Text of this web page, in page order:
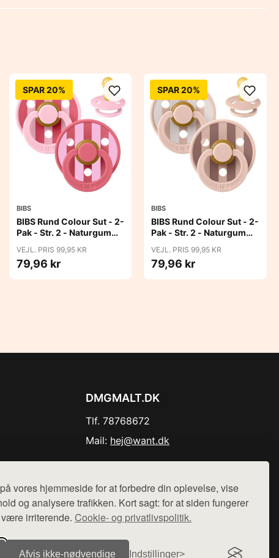
vores hjemmeside for at forbedre din oplevelse, vise
og analysere trafikken. Kort sagt: for at siden fungerer
irriterende. Cookie- og privatlivspolitik.
Afvis ikke‑nødvendige Indstillinger
SPAR 20%
BIBS
BIBS Rund Colour Sut - 2-
Pak - Str. 2 - Naturgummi
Pink/Coral Mix
VEJL. PRIS 99,95 KR
79,96 kr
SPAR 20%
BIBS
BIBS Rund Colour Sut - 2-
Pak - Str. 2 - Naturgummi
VEJL. PRIS 99,95 KR
79,96 kr
DMGMALT.DK
Tlf. 78768672
Mail: hej@want.dk
sælges ikke varer fra denne side - vi henviser til de shops,